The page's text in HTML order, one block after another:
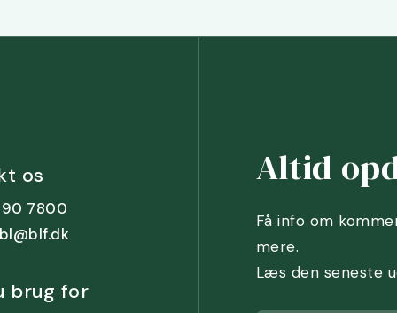
os
7800
brug for
Altid
Få info om
mere.
Læs den seneste